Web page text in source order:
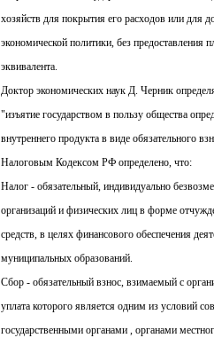
хозяйств для покрытия его расходов или для
экономической политики, без предоставления
эквивалента.
Доктор экономических наук Д. Черник
"изъятие государством в пользу общества
внутреннего продукта в виде обязательного
Налоговым Кодексом РФ определено, что:
Налог - обязательный, индивидуально
организаций и физических лиц в форме
средств, в целях финансового обеспечения
муниципальных образований.
Сбор - обязательный взнос, взимаемый с
уплата которого является одним из условий
государственными органами , органами